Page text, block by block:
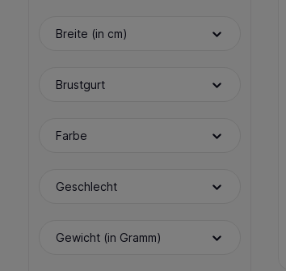
Breite (in cm)
Brustgurt
Farbe
Geschlecht
Gewicht (in Gramm)